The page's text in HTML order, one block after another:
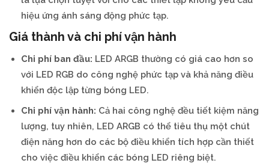
hiệu ứng ánh sáng động phức tạp.
Giá thành và chi phí vận hành
Chi phí ban đầu: LED ARGB thường có giá cao hơn so
với LED RGB do công nghệ phức tạp và khả năng điều
khiển độc lập từng bóng LED.
Chi phí vận hành: Cả hai công nghệ đều tiết kiệm năng
lượng, tuy nhiên, LED ARGB có thể tiêu thụ một chút
điện năng hơn do các bộ điều khiển tích hợp cần thiết
cho việc điều khiển các bóng LED riêng biệt.